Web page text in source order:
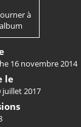
à
16 novembre 2014
le
juillet 2017